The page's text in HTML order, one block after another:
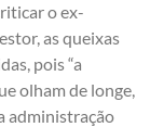
o ex-
as queixas
pois “a
olham de longe,
administração